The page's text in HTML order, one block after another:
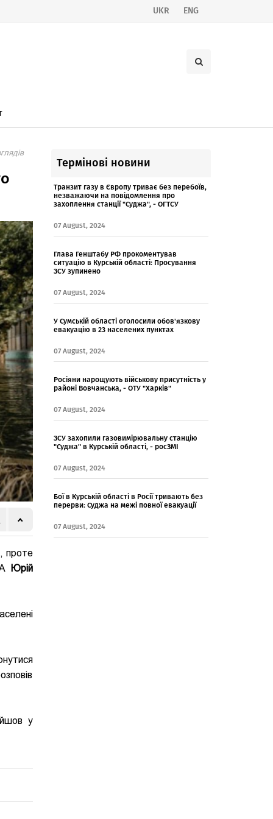
UKR ENG
проте
Юрій
у
Термінові новини
Транзит газу в Європу триває без перебоїв,
незважаючи на повідомлення про
захоплення станції "Суджа", - ОГТСУ
07 August, 2024
Глава Генштабу РФ прокоментував
ситуацію в Курській області: Просування
ЗСУ зупинено
07 August, 2024
У Сумській області оголосили обов'язкову
евакуацію в 23 населених пунктах
07 August, 2024
Росіяни нарощують військову присутність у
районі Вовчанська, - ОТУ "Харків"
07 August, 2024
ЗСУ захопили газовимірювальну станцію
"Суджа" в Курській області, - росЗМІ
07 August, 2024
Бої в Курській області в Росії тривають без
перерви: Суджа на межі повної евакуації
07 August, 2024